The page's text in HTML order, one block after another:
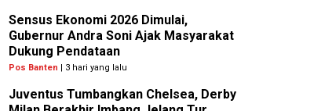
Sensus Ekonomi 2026 Dimulai,
Gubernur Andra Soni Ajak Masyarakat
Dukung Pendataan
Pos Banten | 3 hari yang lalu
Juventus Tumbangkan Chelsea, Derby